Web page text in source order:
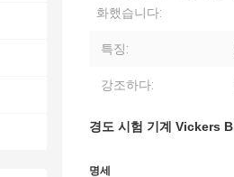
화했습니다:
특징:
강조하다: